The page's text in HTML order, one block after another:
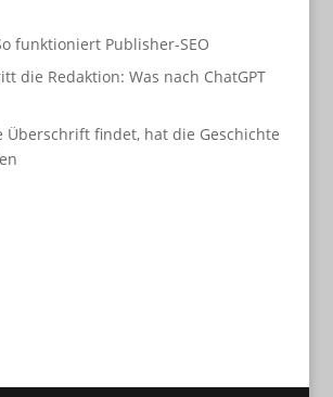
funktioniert Publisher-SEO
die Redaktion: Was nach ChatGPT
Überschrift findet, hat die Geschichte